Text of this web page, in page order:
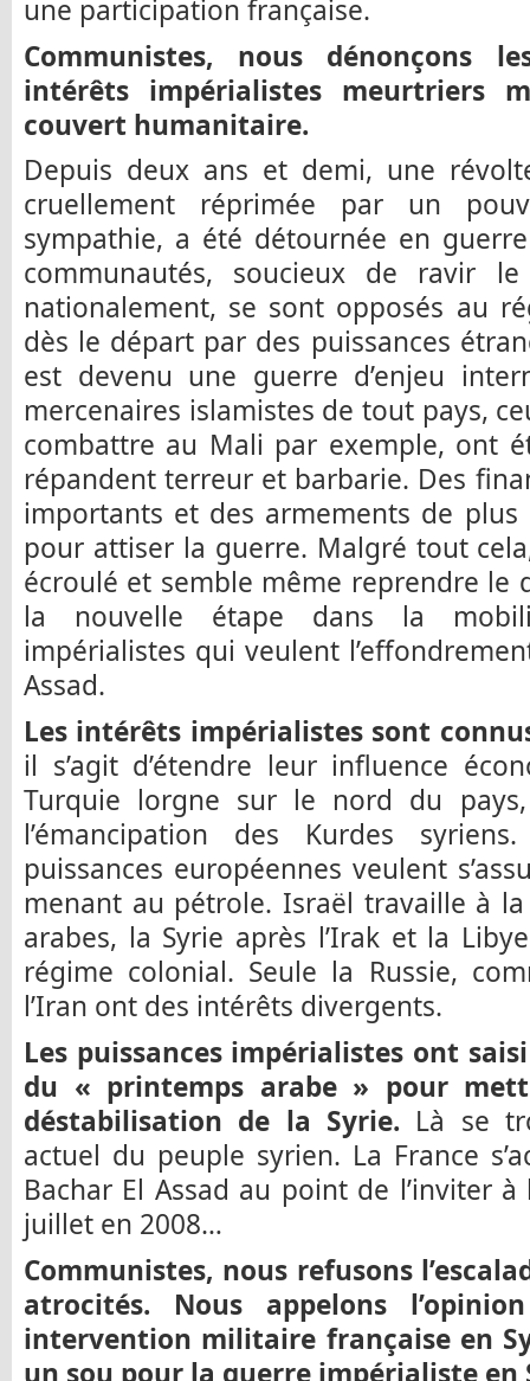
une participation française.
Communistes, nous dénonçons
intérêts impérialistes meurtriers
couvert humanitaire.
Depuis deux ans et demi, une
cruellement réprimée par un
sympathie, a été détournée en
communautés, soucieux de ravir
nationalement, se sont opposés au
dès le départ par des puissances
est devenu une guerre d’enjeu
mercenaires islamistes de tout pays,
combattre au Mali par exemple, ont
répandent terreur et barbarie. Des
importants et des armements de
pour attiser la guerre. Malgré tout
écroulé et semble même reprendre le
la nouvelle étape dans la
impérialistes qui veulent
Assad.
Les intérêts impérialistes sont
il s’agit d’étendre leur influence
Turquie lorgne sur le nord du
l’émancipation des Kurdes
puissances européennes veulent
menant au pétrole. Israël travaille à
arabes, la Syrie après l’Irak et la
régime colonial. Seule la Russie,
l’Iran ont des intérêts divergents.
Les puissances impérialistes ont
du « printemps arabe » pour
déstabilisation de la Syrie. Là se
actuel du peuple syrien. La France
Bachar El Assad au point de l’inviter
juillet en 2008…
Communistes, nous refusons
atrocités. Nous appelons
intervention militaire française en
un sou pour la guerre impérialiste